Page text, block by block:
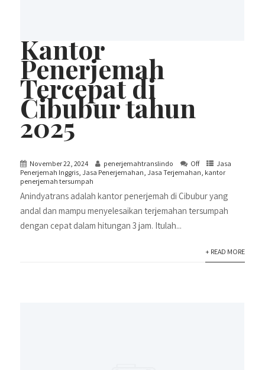
Kantor
Penerjemah
Tercepat di
Cibubur tahun
2025
November 22, 2024 penerjemahtranslindo Off
Jasa
Penerjemah Inggris Jasa Penerjemahan Jasa Terjemahan kantor
penerjemah tersumpah
Anindyatrans adalah kantor penerjemah di Cibubur yang
andal dan mampu menyelesaikan terjemahan tersumpah
dengan cepat dalam hitungan 3 jam. Itulah...
+ READ MORE